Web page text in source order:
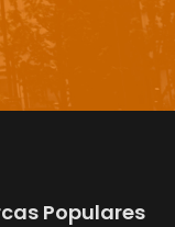
Populares